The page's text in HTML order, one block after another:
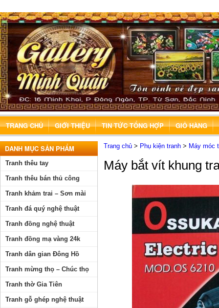
TRANG CHỦ GIỚI THIỆU TIN TỨC TỔNG HỢP GIỎ HÀNG
Trang chủ > Phụ kiện tranh > Máy móc
Máy bắt vít khung
DANH MỤC SẢN PHẨM
Tranh thêu tay
Tranh thêu bán thủ công
Tranh khảm trai – Sơn mài
Tranh đá quý nghệ thuật
Tranh đồng nghệ thuật
Tranh đồng mạ vàng 24k
Tranh dân gian Đông Hồ
Tranh mừng thọ – Chúc thọ
Tranh thờ Gia Tiên
Tranh gỗ ghép nghệ thuật